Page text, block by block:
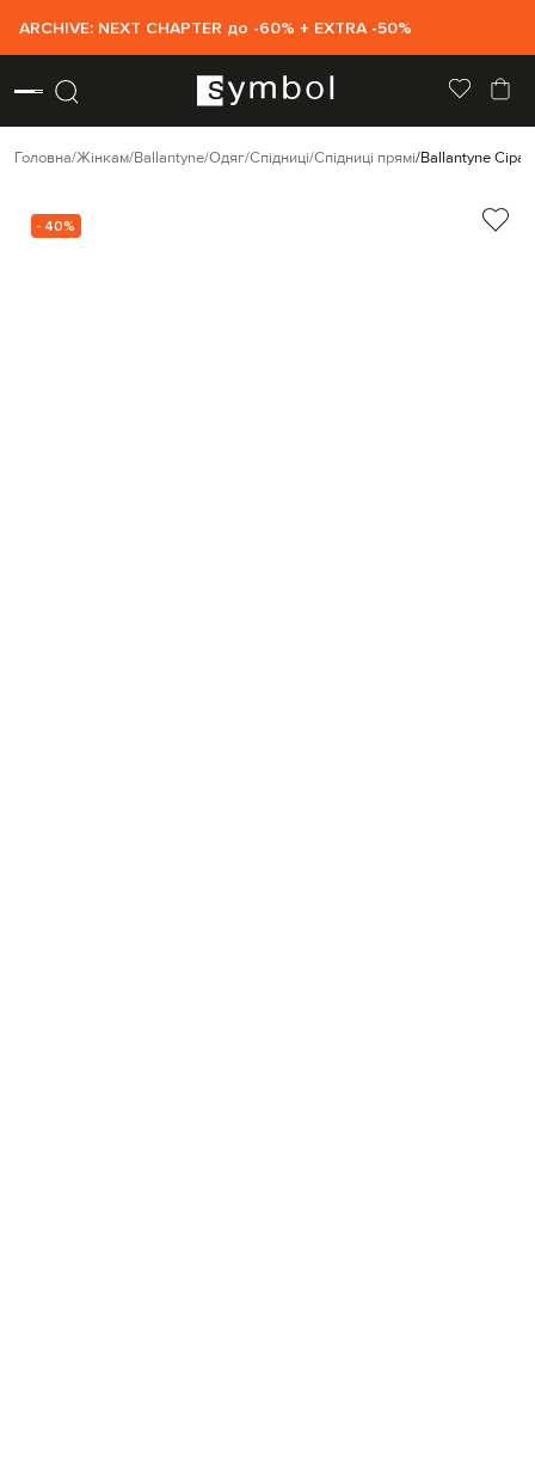
ARCHIVE: NEXT CHAPTER до -60% + EXTRA -50%
Головна Жінкам Ballantyne Одяг Спідниці Спідниці прямі Ballantyne Сіра
- 40%